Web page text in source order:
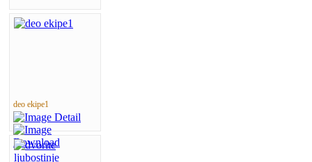
deo ekipe1